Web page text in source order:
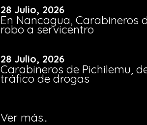
28 Julio, 2026
En Nancagua, Carabineros
robo a servicentro
28 Julio, 2026
Carabineros de Pichilemu,
tráfico de drogas
Ver más...